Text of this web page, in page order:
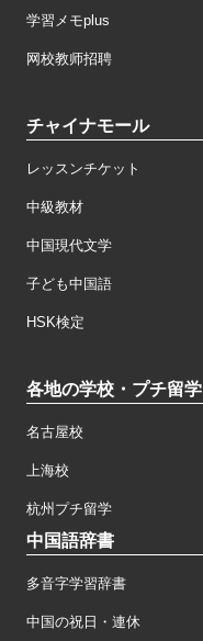
学習メモplus
网校教师招聘
チャイナモール
レッスンチケット
中級教材
中国現代文学
子ども中国語
HSK検定
各地の学校・プチ留学
名古屋校
上海校
杭州プチ留学
中国語辞書
多音字学習辞書
中国の祝日・連休